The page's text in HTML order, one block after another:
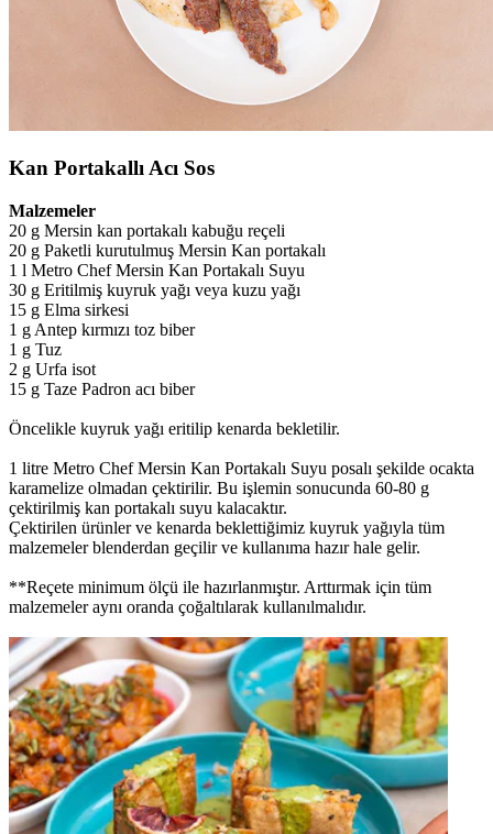
Kan Portakallı Acı Sos
Malzemeler
20 g Mersin kan portakalı kabuğu reçeli
20 g Paketli kurutulmuş Mersin Kan portakalı
1 l Metro Chef Mersin Kan Portakalı Suyu
30 g Eritilmiş kuyruk yağı veya kuzu yağı
15 g Elma sirkesi
1 g Antep kırmızı toz biber
1 g Tuz
2 g Urfa isot
15 g Taze Padron acı biber
Öncelikle kuyruk yağı eritilip kenarda bekletilir.
1 litre Metro Chef Mersin Kan Portakalı Suyu posalı şekilde ocakta
karamelize olmadan çektirilir. Bu işlemin sonucunda 60-80 g
çektirilmiş kan portakalı suyu kalacaktır.
Çektirilen ürünler ve kenarda beklettiğimiz kuyruk yağıyla tüm
malzemeler blenderdan geçilir ve kullanıma hazır hale gelir.
**Reçete minimum ölçü ile hazırlanmıştır. Arttırmak için tüm
malzemeler aynı oranda çoğaltılarak kullanılmalıdır.